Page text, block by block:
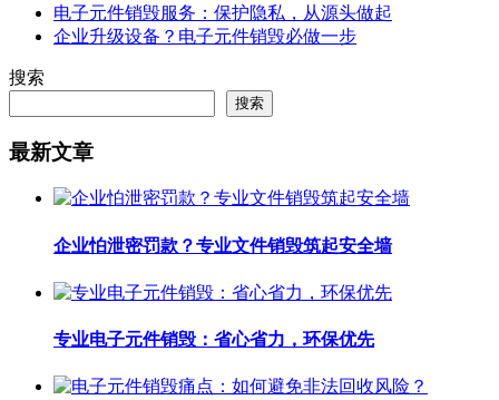
电子元件销毁服务：保护隐私，从源头做起
企业升级设备？电子元件销毁必做一步
搜索
搜索
最新文章
企业怕泄密罚款？专业文件销毁筑起安全墙
专业电子元件销毁：省心省力，环保优先